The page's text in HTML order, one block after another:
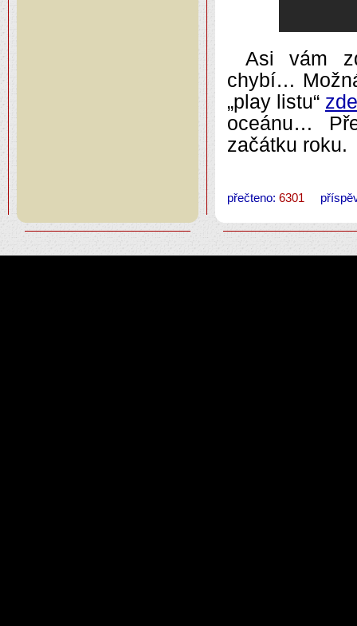
Asi vám
chybí…
„play listu“ zde
oceánu…
začátku roku.
přečteno: 6301